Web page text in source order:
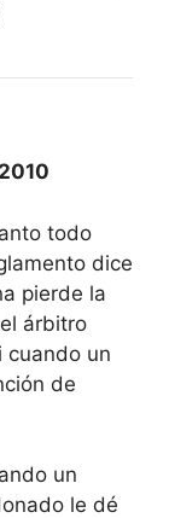
todo
dice
pierde la
árbitro
cuando un
de
un
le dé